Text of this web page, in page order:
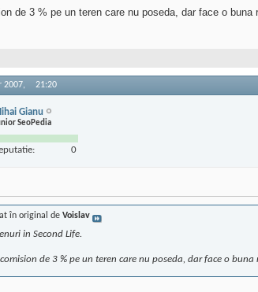
de 3 % pe un teren care nu poseda, dar face o
2007, 21:20
Gianu
SeoPedia
0
în original de Voislav
in Second Life.
de 3 % pe un teren care nu poseda, dar face o